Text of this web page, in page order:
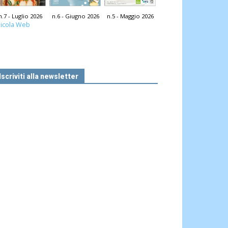
- Luglio 2026 n.6 - Giugno 2026 n.5 - Maggio 2026
Web
alla newsletter